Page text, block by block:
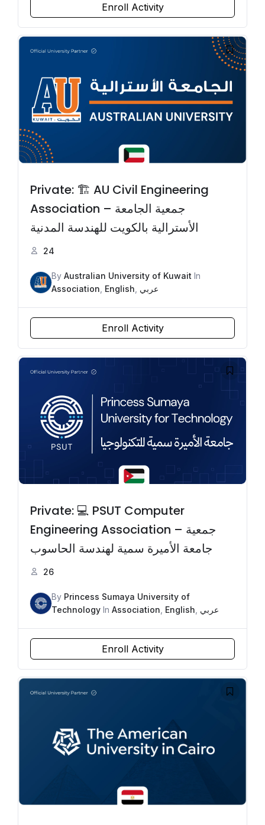
Enroll Activity
Private: 🏗️ AU Civil Engineering
Association – جمعية الجامعة
الأسترالية بالكويت للهندسة المدنية
24
By Australian University of Kuwait In
Association English عربي
Enroll Activity
Private: 💻 PSUT Computer
Engineering Association – جمعية
جامعة الأميرة سمية لهندسة الحاسوب
26
By Princess Sumaya University of
Technology In Association English عربي
Enroll Activity